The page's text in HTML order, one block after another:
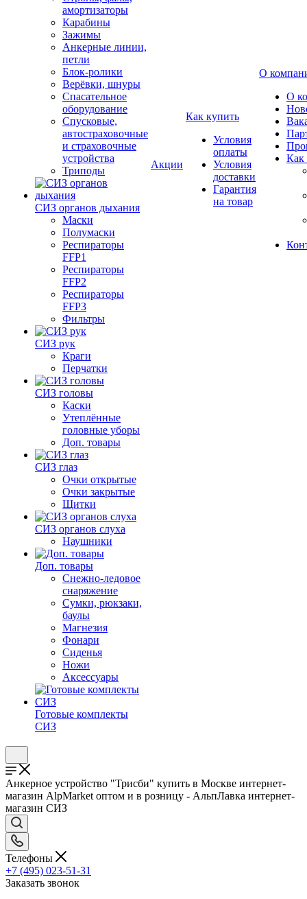
амортизаторы
Карабины
Зажимы
Анкерные линии,
петли
Блок-ролики
Верёвки, шнуры
Спасательное
оборудование
Спусковые,
автостраховочные
и страховочные
устройства
Триподы
СИЗ органов дыхания
Маски
Полумаски
Респираторы
FFP1
Респираторы
FFP2
Респираторы
FFP3
Фильтры
СИЗ рук
Краги
Перчатки
СИЗ головы
Каски
Утеплённые
головные уборы
Доп. товары
СИЗ глаз
Очки открытые
Очки закрытые
Щитки
СИЗ органов слуха
Наушники
Доп. товары
Снежно-ледовое
снаряжение
Сумки, рюкзаки,
баулы
Магнезия
Фонари
Сиденья
Ножи
Аксессуары
Готовые комплекты
СИЗ
Акции
Как купить
Условия
оплаты
Условия
доставки
Гарантия
на товар
О
О
Как
Анкерное устройство "Трисби" купить в Москве интернет-
магазин AlpMarket оптом и в розницу - АльпЛавка интернет-
магазин СИЗ
Телефоны
+7 (495) 023-51-31
Заказать звонок